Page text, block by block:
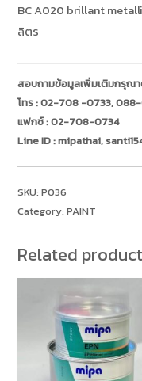
BC A020 brillant
ลิตร
สอบถามข้อมูลเพิ่มเติมกรุณ
โทร :02-708 -0733,
แฟกซ์ : 02-708-0734
Line ID :mipathai,
SKU:P036
Category:PAINT
Related